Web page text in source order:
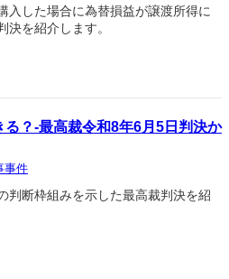
入した場合に為替損益が譲渡所得に
決を紹介します。
？-最高裁令和8年6月5日判決か
事件
判断枠組みを示した最高裁判決を紹